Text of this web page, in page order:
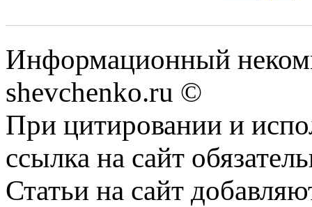
Информационный
shevchenko.ru ©
При цитировании и
ссылка на сайт
Статьи на сайт